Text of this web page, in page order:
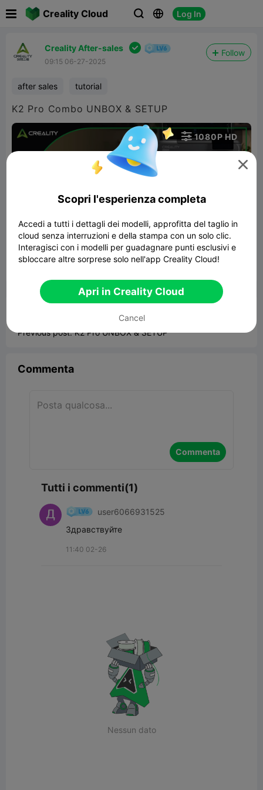
Creality Cloud   Log In
Creality After-sales 
09:15 06-27-2025
Follow
after sales tutorial
K2 Pro Combo UNBOX & SETUP
04:29

1080P HD
Portfolios
Previous post:K2 Pro UNBOX & SETUP
Commenta
Commenta
Tutti i commenti(1)
user6066931525
Здравствуйте
11:40 02-26
Nessun dato

Scopri l'esperienza completa
Accedi a tutti i dettagli dei modelli, approfitta del taglio in
cloud senza interruzioni e della stampa con un solo clic.
Interagisci con i modelli per guadagnare punti esclusivi e
sbloccare altre sorprese solo nell'app Creality Cloud!
Apri in Creality Cloud
Cancel